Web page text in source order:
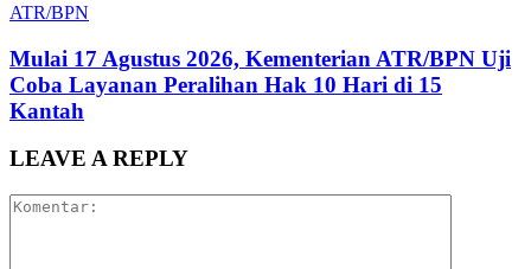
ATR/BPN
Mulai 17 Agustus 2026, Kementerian ATR/BPN Uji
Coba Layanan Peralihan Hak 10 Hari di 15
Kantah
LEAVE A REPLY